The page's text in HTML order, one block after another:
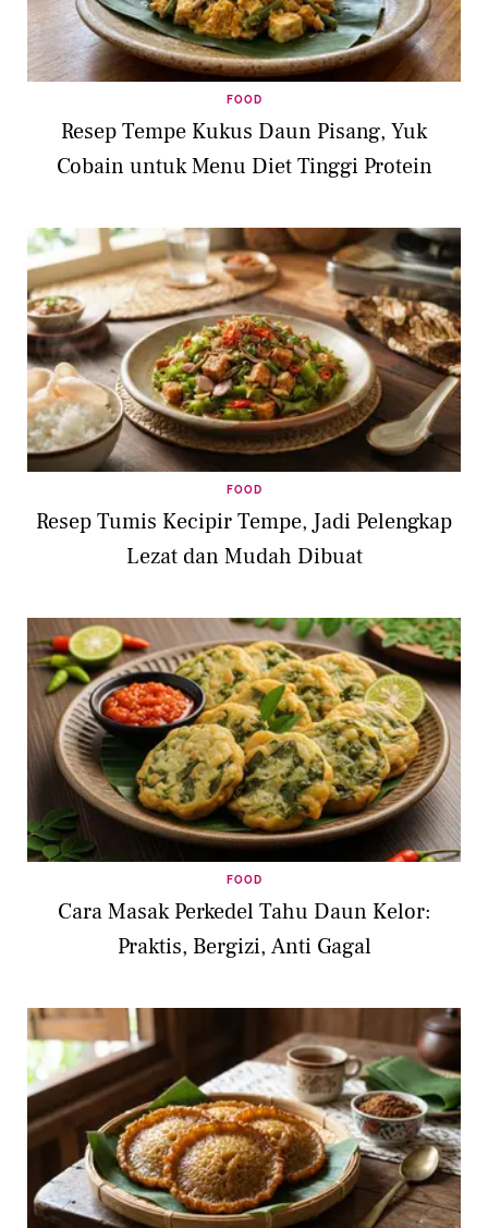
FOOD
Resep Tempe Kukus Daun Pisang, Yuk
Cobain untuk Menu Diet Tinggi Protein
FOOD
Resep Tumis Kecipir Tempe, Jadi Pelengkap
Lezat dan Mudah Dibuat
FOOD
Cara Masak Perkedel Tahu Daun Kelor:
Praktis, Bergizi, Anti Gagal